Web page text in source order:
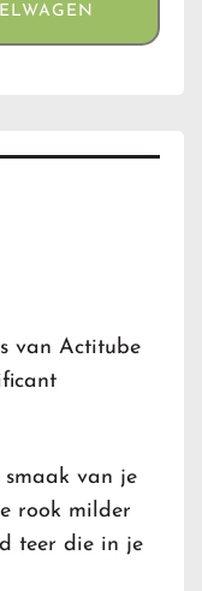
van Actitube
smaak van je
rook milder
teer die in je